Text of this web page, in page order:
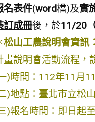
名表件(word檔)及實
訂成冊後，於11/20
松山工農說明會資訊：
畫說明會活動流程，
)時間：112年11月
)地點：臺北市立松
)報名時間：即日起